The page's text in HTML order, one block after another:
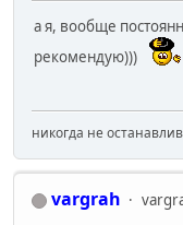
а я, вообще
рекомендую)))
никогда не
vargrah